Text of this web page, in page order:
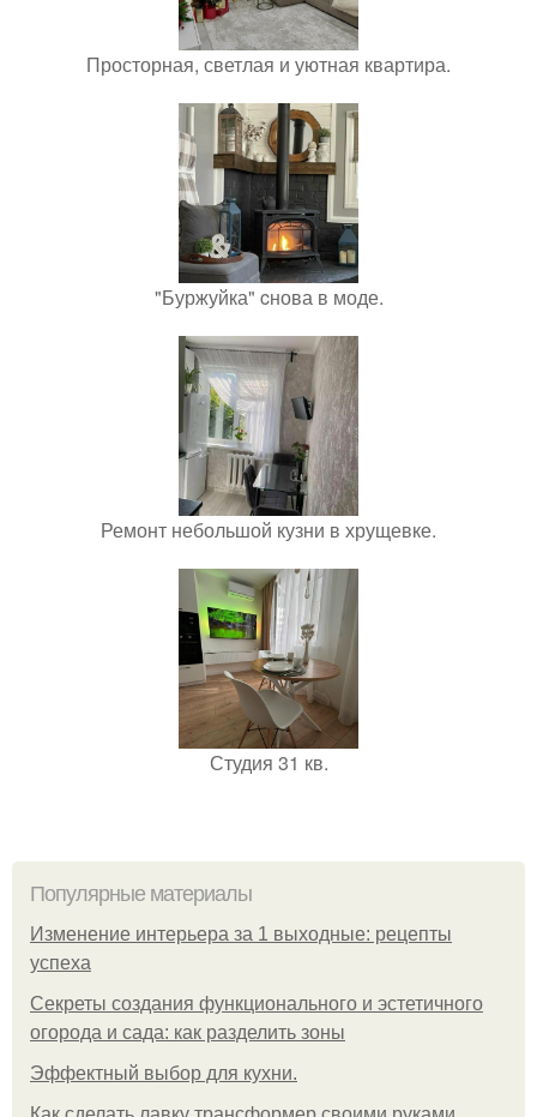
Просторная, светлая и уютная квартира.
"Буржуйка" cнова в моде.
Ремонт небольшой кузни в хрущевке.
Студия 31 кв.
Популярные материалы
Изменение интерьера за 1 выходные: рецепты
успеха
Секреты создания функционального и эстетичного
огорода и сада: как разделить зоны
Эффектный выбор для кухни.